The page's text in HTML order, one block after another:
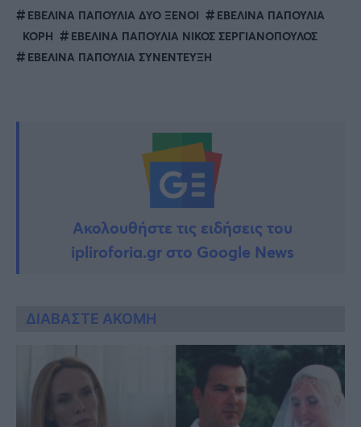
ΕΒΕΛΙΝΑ ΠΑΠΟΥΛΙΑ ΔΥΟ ΞΕΝΟΙ
ΕΒΕΛΙΝΑ ΠΑΠΟΥΛΙΑ
ΚΟΡΗ
ΕΒΕΛΙΝΑ ΠΑΠΟΥΛΙΑ ΝΙΚΟΣ ΣΕΡΓΙΑΝΟΠΟΥΛΟΣ
ΕΒΕΛΙΝΑ ΠΑΠΟΥΛΙΑ ΣΥΝΕΝΤΕΥΞΗ
Ακολουθήστε τις ειδήσεις του
ipliroforia.gr στο Google News
ΔΙΑΒΑΣΤΕ ΑΚΟΜΗ